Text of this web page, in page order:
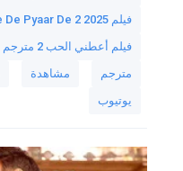
فيلم De De Pyaar De 2 2025 مترجم
فيلم أعطني الحب 2 مترجم
مترجم
مشاهدة
يوتيوب